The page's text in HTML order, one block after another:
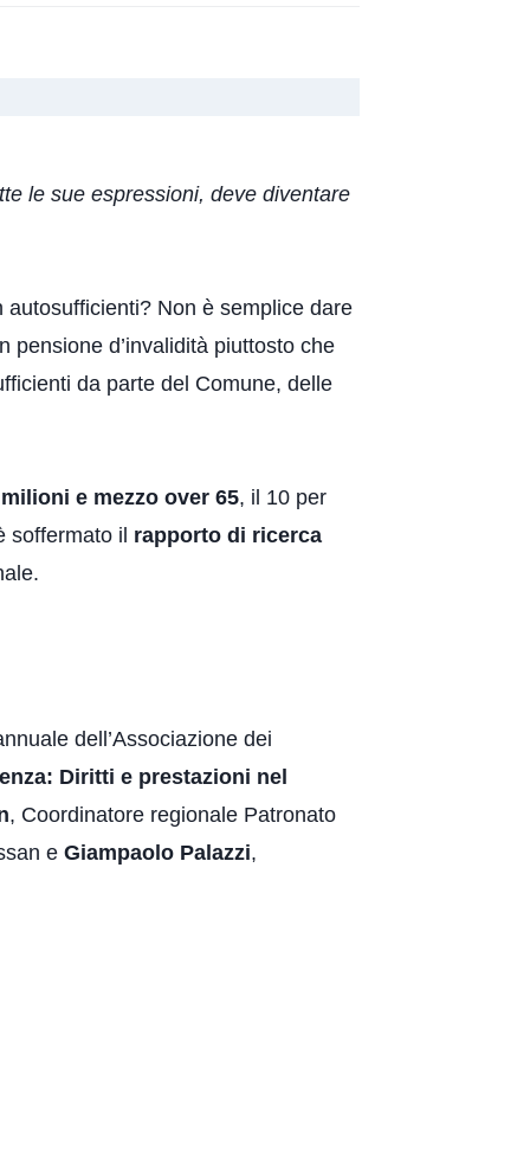
le sue espressioni, deve diventare
Non è semplice dare
pensione d’invalidità piuttosto che
da parte del Comune, delle
e mezzo over 65, il 10 per
soffermato il rapporto di ricerca
dell’Associazione dei
Diritti e prestazioni nel
, Coordinatore regionale Patronato
e Giampaolo Palazzi,